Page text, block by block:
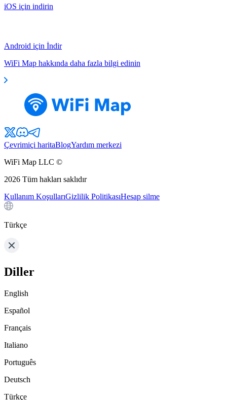
iOS için indirin
Android için İndir
WiFi Map hakkında daha fazla bilgi edinin
Çevrimiçi haritaBlogYardım merkezi
WiFi Map LLC ©
2026 Tüm hakları saklıdır
Kullanım KoşullarıGizlilik PolitikasıHesap silme
Türkçe
Diller
English
Español
Français
Italiano
Português
Deutsch
Türkçe